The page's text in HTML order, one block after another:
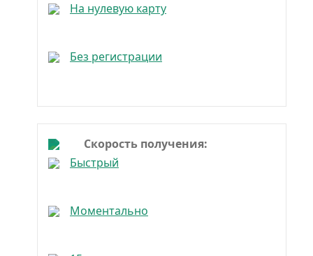
На нулевую карту
Без регистрации
Скорость получения:
Быстрый
Моментально